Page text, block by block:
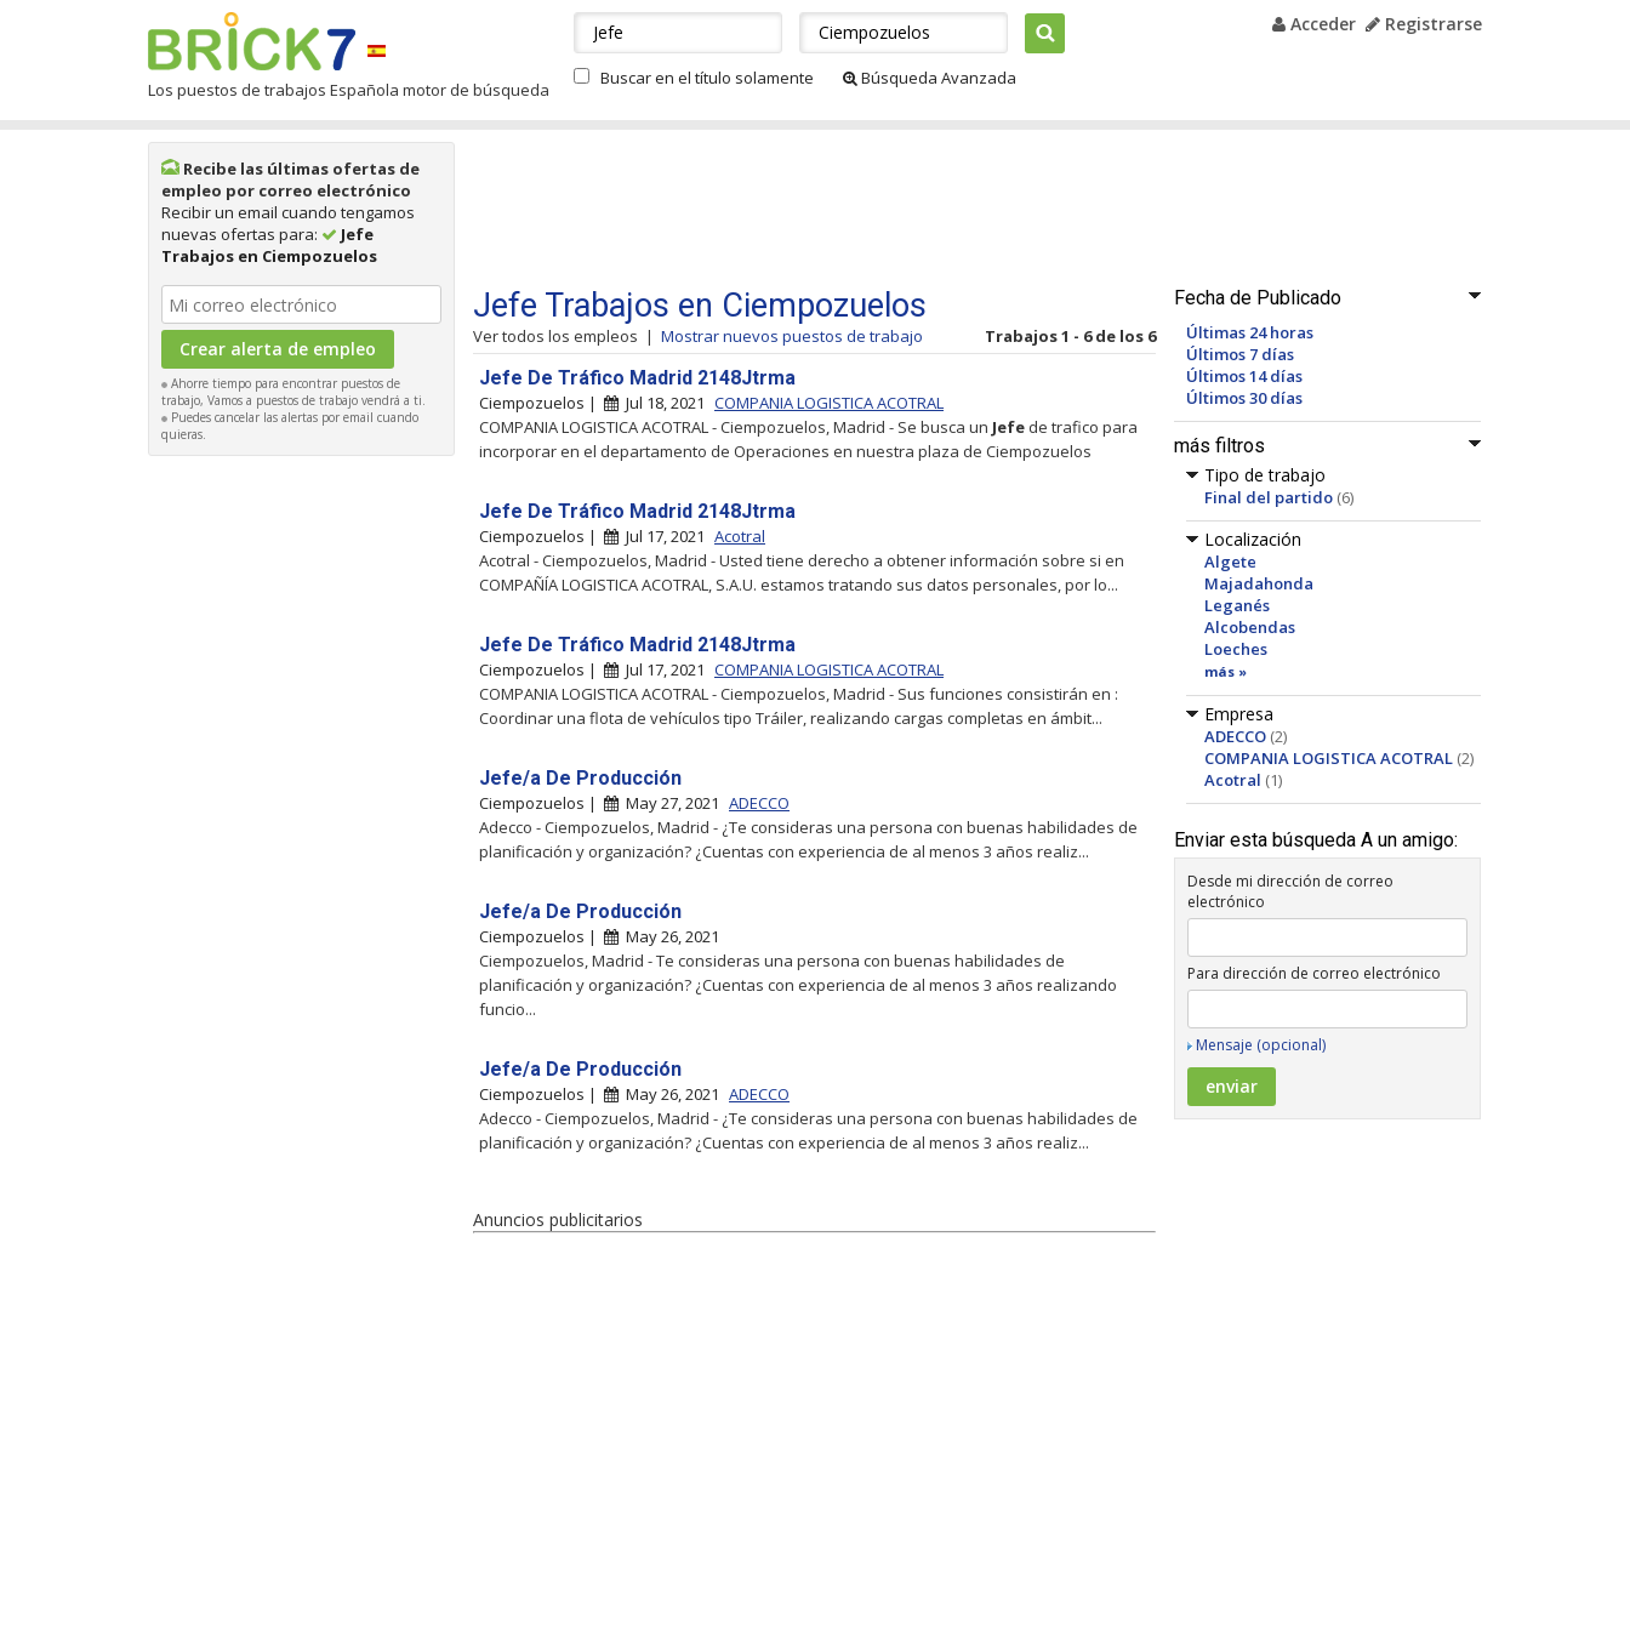
Los puestos de trabajos Española motor de búsqueda
Acceder Registrarse
Buscar en el título solamente Búsqueda Avanzada
Recibe las últimas ofertas de
empleo por correo electrónico
Recibir un email cuando tengamos
nuevas ofertas para:
Jefe
Trabajos en Ciempozuelos
Ahorre tiempo para encontrar puestos de
trabajo, Vamos a puestos de trabajo vendrá a ti.
Puedes cancelar las alertas por email cuando
quieras.
Fecha de Publicado
Últimas 24 horas
Últimos 7 días
Últimos 14 días
Últimos 30 días
más filtros
Tipo de trabajo
Final del partido (6)
Localización
Algete
Majadahonda
Leganés
Alcobendas
Loeches
más »
Empresa
ADECCO (2)
COMPANIA LOGISTICA ACOTRAL (2)
Acotral (1)
Enviar esta búsqueda A un amigo:
Desde mi dirección de correo
electrónico
Para dirección de correo electrónico
Mensaje (opcional)
Jefe Trabajos en Ciempozuelos
Ver todos los empleos | Mostrar nuevos puestos de trabajo Trabajos 1 - 6 de los 6
Jefe De Tráfico Madrid 2148Jtrma
Ciempozuelos | Jul 18, 2021 COMPANIA LOGISTICA ACOTRAL
COMPANIA LOGISTICA ACOTRAL - Ciempozuelos, Madrid - Se busca un Jefe de trafico para
incorporar en el departamento de Operaciones en nuestra plaza de Ciempozuelos
Jefe De Tráfico Madrid 2148Jtrma
Ciempozuelos | Jul 17, 2021 Acotral
Acotral - Ciempozuelos, Madrid - Usted tiene derecho a obtener información sobre si en
COMPAÑÍA LOGISTICA ACOTRAL, S.A.U. estamos tratando sus datos personales, por lo...
Jefe De Tráfico Madrid 2148Jtrma
Ciempozuelos | Jul 17, 2021 COMPANIA LOGISTICA ACOTRAL
COMPANIA LOGISTICA ACOTRAL - Ciempozuelos, Madrid - Sus funciones consistirán en :
Coordinar una flota de vehículos tipo Tráiler, realizando cargas completas en ámbit...
Jefe/a De Producción
Ciempozuelos | May 27, 2021 ADECCO
Adecco - Ciempozuelos, Madrid - ¿Te consideras una persona con buenas habilidades de
planificación y organización? ¿Cuentas con experiencia de al menos 3 años realiz...
Jefe/a De Producción
Ciempozuelos |
May 26, 2021
Ciempozuelos, Madrid - Te consideras una persona con buenas habilidades de
planificación y organización? ¿Cuentas con experiencia de al menos 3 años realizando
funcio...
Jefe/a De Producción
Ciempozuelos | May 26, 2021 ADECCO
Adecco - Ciempozuelos, Madrid - ¿Te consideras una persona con buenas habilidades de
planificación y organización? ¿Cuentas con experiencia de al menos 3 años realiz...
Anuncios publicitarios